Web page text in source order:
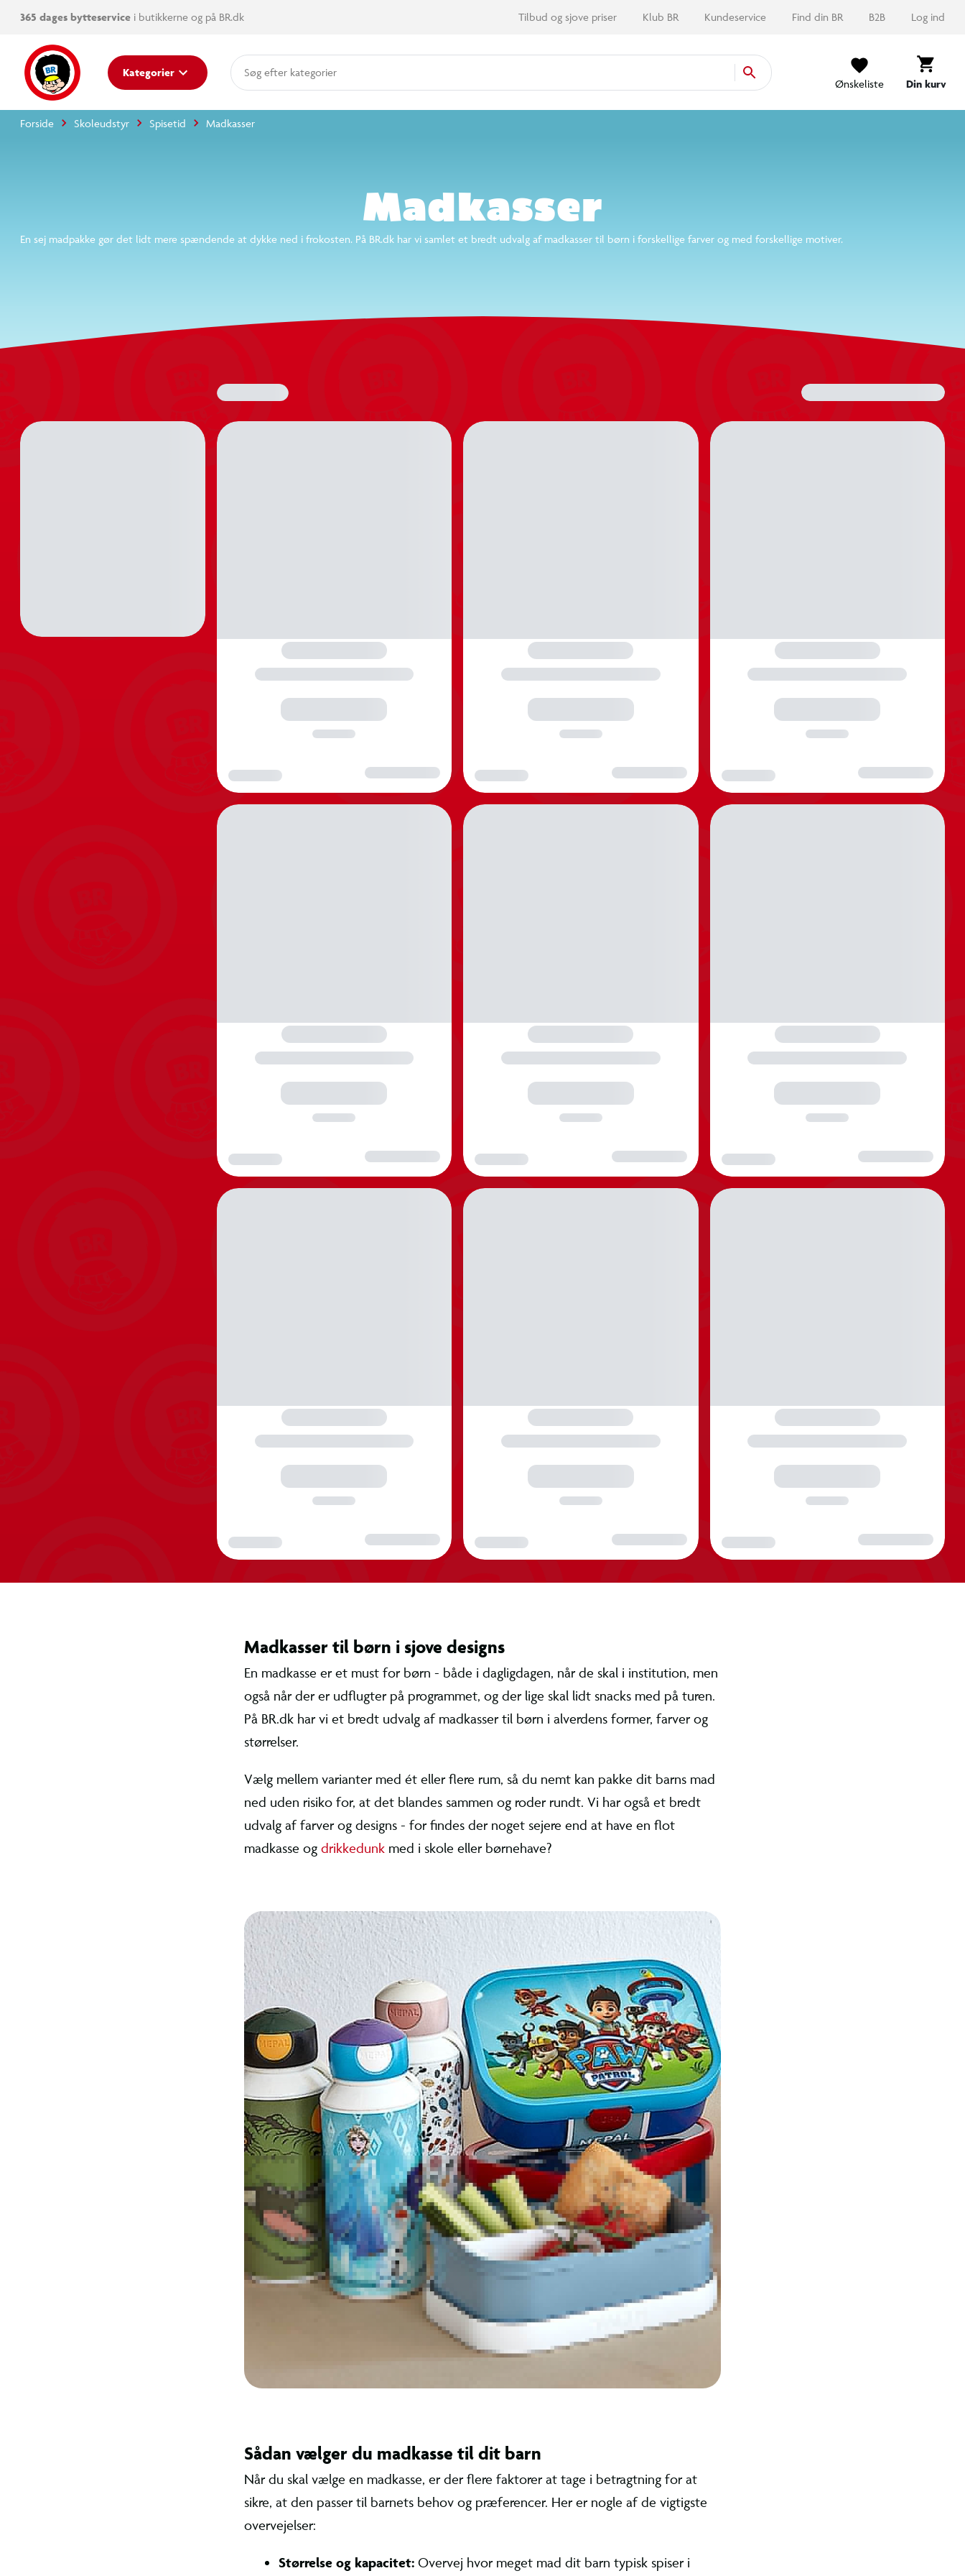
365 dages bytteservice i butikkerne og på BR.dk
Kategorier
mere end 14.000 varer Ønskeliste Din kurv
Forside Skoleudstyr Spisetid Madkasser
Madkasser
En sej madpakke gør det lidt mere spændende at dykke ned i frokosten. På BR.dk har vi samlet et bredt udvalg af madkasser til børn i forskellige farver og med forskellige motiver.
Ting til skolestart: Hvad skal du bruge?
Skal dit barn til at starte i skole? Foruden en madkasse er der også en
masse andre ting, der skal være styr på inden skolestart. I denne
guide gør vi dig klogere på, hvad du skal bruge for at klæde dit barn
godt på til første skoledag.
LÆS GUIDEN